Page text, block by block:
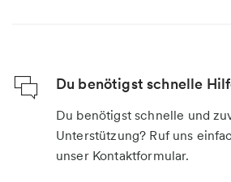
Du benötigst schnelle
Du benötigst schnelle und
Unterstützung? Ruf uns
unser Kontaktformular.